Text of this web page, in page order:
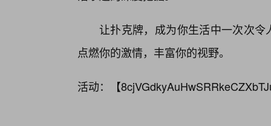
让扑克牌，成为你生活中一次次令
点燃你的激情，丰富你的视野。
活动：【